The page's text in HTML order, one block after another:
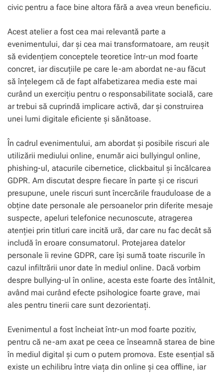
civic pentru a face bine altora fără a avea vreun beneficiu.
Acest atelier a fost cea mai relevantă parte a
evenimentului, dar și cea mai transformatoare, am reușit
să evidențiem conceptele teoretice într-un mod foarte
concret, iar discuțiile pe care le-am abordat ne-au făcut
să înțelegem că de fapt alfabetizarea media este mai
curând un exercițiu pentru o responsabilitate socială, care
ar trebui să cuprindă implicare activă, dar și construirea
unei lumi digitale eficiente și sănătoase.
În cadrul evenimentului, am abordat și posibile riscuri ale
utilizării mediului online, enumăr aici bullyingul online,
phishing-ul, atacurile cibernetice, clickbaitul și încălcarea
GDPR. Am discutat despre fiecare în parte și ce riscuri
presupune, unele riscuri sunt încercările frauduloase de a
obține date personale ale persoanelor prin diferite mesaje
suspecte, apeluri telefonice necunoscute, atragerea
atenției prin titluri care incită ură, dar care nu fac decât să
includă în eroare consumatorul. Protejarea datelor
personale îi revine GDPR, care își sumă toate riscurile în
cazul infiltrării unor date în mediul online. Dacă vorbim
despre bullying-ul în online, acesta este foarte des întâlnit,
având mai curând efecte psihologice foarte grave, mai
ales pentru tinerii care sunt dezorientați.
Evenimentul a fost încheiat într-un mod foarte pozitiv,
pentru că ne-am axat pe ceea ce înseamnă starea de bine
în mediul digital și cum o putem promova. Este esențial să
existe un echilibru între viața din online și cea offline, iar